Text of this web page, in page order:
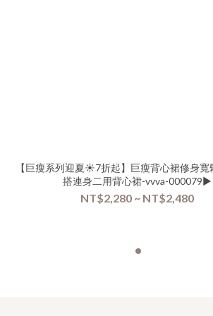
【巨瘦系列迎夏☀️7折起】巨瘦背心裙修身寬
搭連身二用背心裙-vvva-000079▶
NT$2,280 ~ NT$2,480